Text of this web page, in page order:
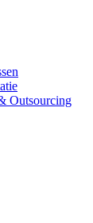
Outsourcing